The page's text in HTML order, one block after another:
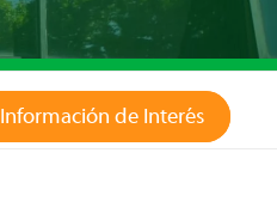
Información de Interés